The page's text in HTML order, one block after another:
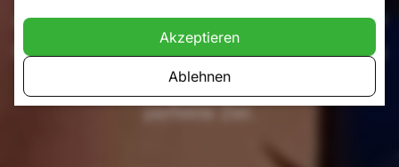
authentischen Dorf nahe der deutschen und
belgischen Grenze. Wenn Sie in Südlimburg
übernachten möchten, ist Valkenburg das
perfekte Ziel.
Akzeptieren
Ablehnen